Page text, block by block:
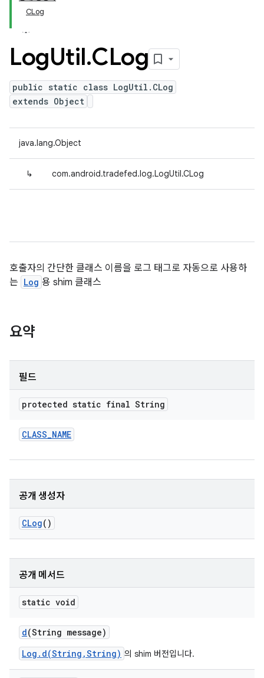
CLog
LogUtil.CLog
public static class LogUtil.CLog
extends Object
java.lang.Object
↳ com.android.tradefed.log.LogUtil.CLog
호출자의 간단한 클래스 이름을 로그 태그로 자동으로 사용하
는 Log 용 shim 클래스
요약
필드
protected static final String
CLASS_NAME
공개 생성자
CLog()
공개 메서드
static void
d(String message)
Log.d(String,String) 의 shim 버전입니다.